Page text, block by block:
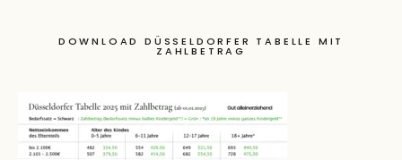
DOWNLOAD DÜSSELDORFER TABELLE MIT
ZAHLBETRAG